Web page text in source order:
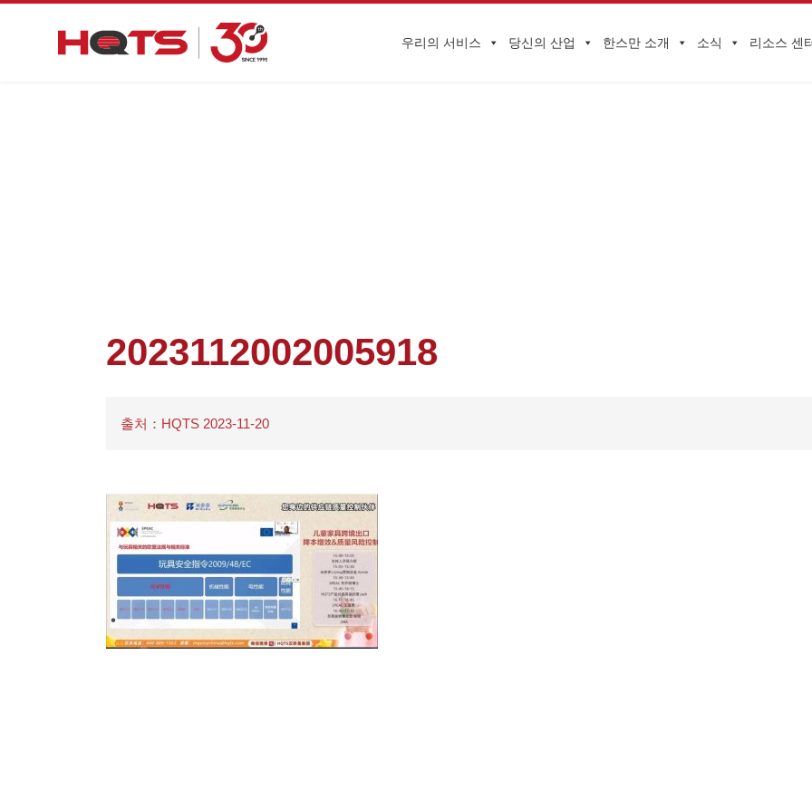
우리의 서비스 당신의 산업 한스만 소개 소식 리소스 센
2023112002005918
출처：HQTS 2023-11-20